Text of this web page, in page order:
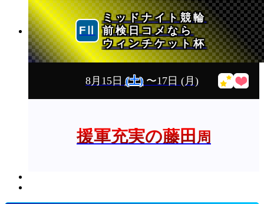
ミッドナイト競輪
前検日コメなら
ウィンチケット杯
8月15日(土)〜17日 (月)
援軍充実の藤田周